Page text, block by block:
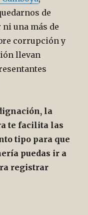
de
una más de
corrupción y
llevan
la
te facilita las
tipo para que
puedas ir a
registrar